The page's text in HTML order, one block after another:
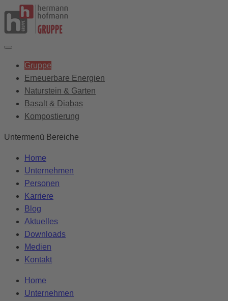
Gruppe
Erneuerbare Energien
Naturstein & Garten
Basalt & Diabas
Kompostierung
Untermenü Bereiche
Home
Unternehmen
Personen
Karriere
Blog
Aktuelles
Downloads
Medien
Kontakt
Home
Unternehmen